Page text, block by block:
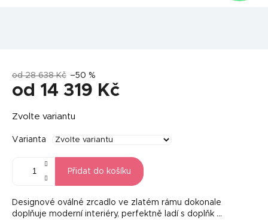
od 28 638 Kč –50 %
od 14 319 Kč
cena:
Zvolte variantu
Varianta
Přidat do košíku
Designové oválné zrcadlo ve zlatém rámu dokonale
doplňuje moderní interiéry, perfektně ladí s doplňk …